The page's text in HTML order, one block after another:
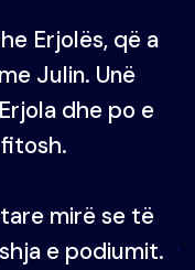
Erjolës, që a
Julin. Unë
dhe po e
mirë se të
e podiumit.